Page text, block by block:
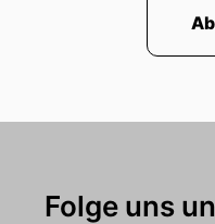
Folge uns